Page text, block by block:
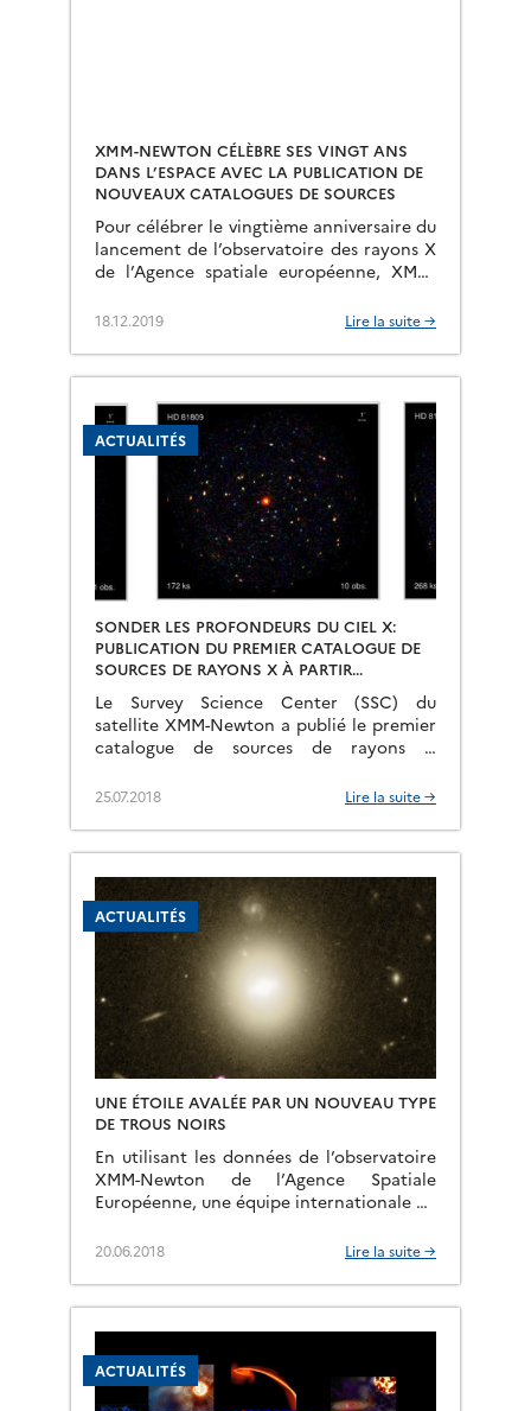
XMM-NEWTON CÉLÈBRE SES VINGT ANS
DANS L’ESPACE AVEC LA PUBLICATION DE
NOUVEAUX CATALOGUES DE SOURCES
Pour célébrer le vingtième anniversaire du
lancement de l’observatoire des rayons X
de l’Agence spatiale européenne, XMM-
les sources de rayons X détectées avec ce
18.12.2019 Lire la suite →
ACTUALITÉS
SONDER LES PROFONDEURS DU CIEL X:
PUBLICATION DU PREMIER CATALOGUE DE
SOURCES DE RAYONS X À PARTIR
Le Survey Science Center (SSC) du
satellite XMM-Newton a publié le premier
catalogue de sources de rayons X
plusieurs reprises. Le catalogue comprend
25.07.2018 Lire la suite →
ACTUALITÉS
UNE ÉTOILE AVALÉE PAR UN NOUVEAU TYPE
DE TROUS NOIRS
En utilisant les données de l’observatoire
XMM-Newton de l’Agence Spatiale
Européenne, une équipe internationale de
l’IRAP, a surpris un trou noir d’un nouveau
20.06.2018 Lire la suite →
ACTUALITÉS